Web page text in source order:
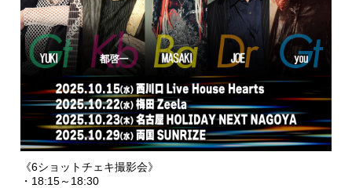
《6ショットチェキ撮影会》
・18:15～18:30